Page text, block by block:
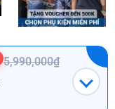
5,990,000₫